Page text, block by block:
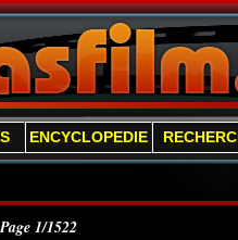
ENCYCLOPEDIE
1/1522